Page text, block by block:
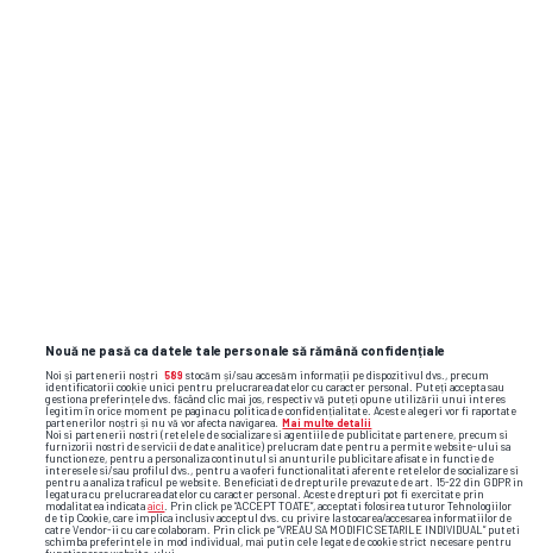
Nouă ne pasă ca datele tale personale să rămână confidențiale
Noi și partenerii noștri 589 stocăm și/sau accesăm informații pe dispozitivul dvs., precum
identificatorii cookie unici pentru prelucrarea datelor cu caracter personal. Puteți accepta sau
gestiona preferințele dvs. făcând clic mai jos, respectiv vă puteți opune utilizării unui interes
legitim în orice moment pe pagina cu politica de confidențialitate. Aceste alegeri vor fi raportate
partenerilor noștri și nu vă vor afecta navigarea. Mai multe detalii
Noi si partenerii nostri (retelele de socializare si agentiile de publicitate partenere, precum si
furnizorii nostri de servicii de date analitice) prelucram date pentru a permite website-ului sa
functioneze, pentru a personaliza continutul si anunturile publicitare afisate in functie de
interesele si/sau profilul dvs., pentru a va oferi functionalitati aferente retelelor de socializare si
pentru a analiza traficul pe website. Beneficiati de drepturile prevazute de art. 15-22 din GDPR in
legatura cu prelucrarea datelor cu caracter personal. Aceste drepturi pot fi exercitate prin
modalitatea indicataaici
. Prin click pe “ACCEPT TOATE”, acceptati folosirea tuturor Tehnologiilor
de tip Cookie, care implica inclusiv acceptul dvs. cu privire la stocarea/accesarea informatiilor de
catre Vendor-ii cu care colaboram. Prin click pe “VREAU SA MODIFIC SETARILE INDIVIDUAL” puteti
schimba preferintele in mod individual, mai putin cele legate de cookie strict necesare pentru